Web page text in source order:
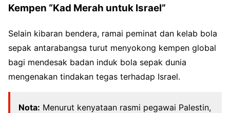
Kempen “Kad Merah untuk Israel”
Selain kibaran bendera, ramai peminat dan kelab bola
sepak antarabangsa turut menyokong kempen global
bagi mendesak badan induk bola sepak dunia
mengenakan tindakan tegas terhadap Israel.
Nota: Menurut kenyataan rasmi pegawai Palestin,